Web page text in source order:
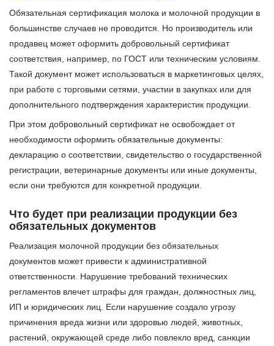
Обязательная сертификация молока и молочной продукции в
большинстве случаев не проводится. Но производитель или
продавец может оформить добровольный сертификат
соответствия, например, по ГОСТ или техническим условиям.
Такой документ может использоваться в маркетинговых целях,
при работе с торговыми сетями, участии в закупках или для
дополнительного подтверждения характеристик продукции.
При этом добровольный сертификат не освобождает от
необходимости оформить обязательные документы:
декларацию о соответствии, свидетельство о государственной
регистрации, ветеринарные документы или иные документы,
если они требуются для конкретной продукции.
Что будет при реализации продукции без
обязательных документов
Реализация молочной продукции без обязательных
документов может привести к административной
ответственности. Нарушение требований технических
регламентов влечет штрафы для граждан, должностных лиц,
ИП и юридических лиц. Если нарушение создало угрозу
причинения вреда жизни или здоровью людей, животных,
растений, окружающей среде либо повлекло вред, санкции